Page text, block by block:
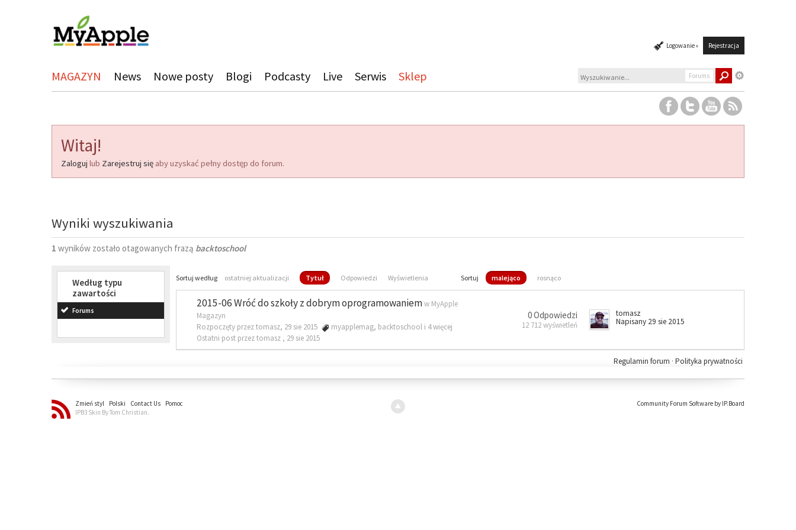
Logowanie » Rejestracja
MAGAZYN News Nowe posty Blogi Podcasty Live Serwis Sklep Forums
Witaj!
Zaloguj lub Zarejestruj się aby uzyskać pełny dostęp do forum.
Wyniki wyszukiwania
1 wyników zostało otagowanych frazą backtoschool
Według typu
zawartości
Forums
Sortuj według ostatniej aktualizacji Tytuł Odpowiedzi Wyświetlenia Sortuj malejąco rosnąco
2015-06 Wróć do szkoły z dobrym oprogramowaniemw MyApple
Magazyn
Rozpoczęty przez tomasz, 29 sie 2015
myapplemag, backtoschool i 4 więcej
Ostatni post przez tomasz , 29 sie 2015
0 Odpowiedzi
12 712 wyświetleń
tomasz
Napisany 29 sie 2015
Polityka prywatności
Regulamin forum ·
Zmień styl Polski Contact Us
Pomoc
IPB3 Skin By Tom Christian.
Community Forum Software by IP.Board